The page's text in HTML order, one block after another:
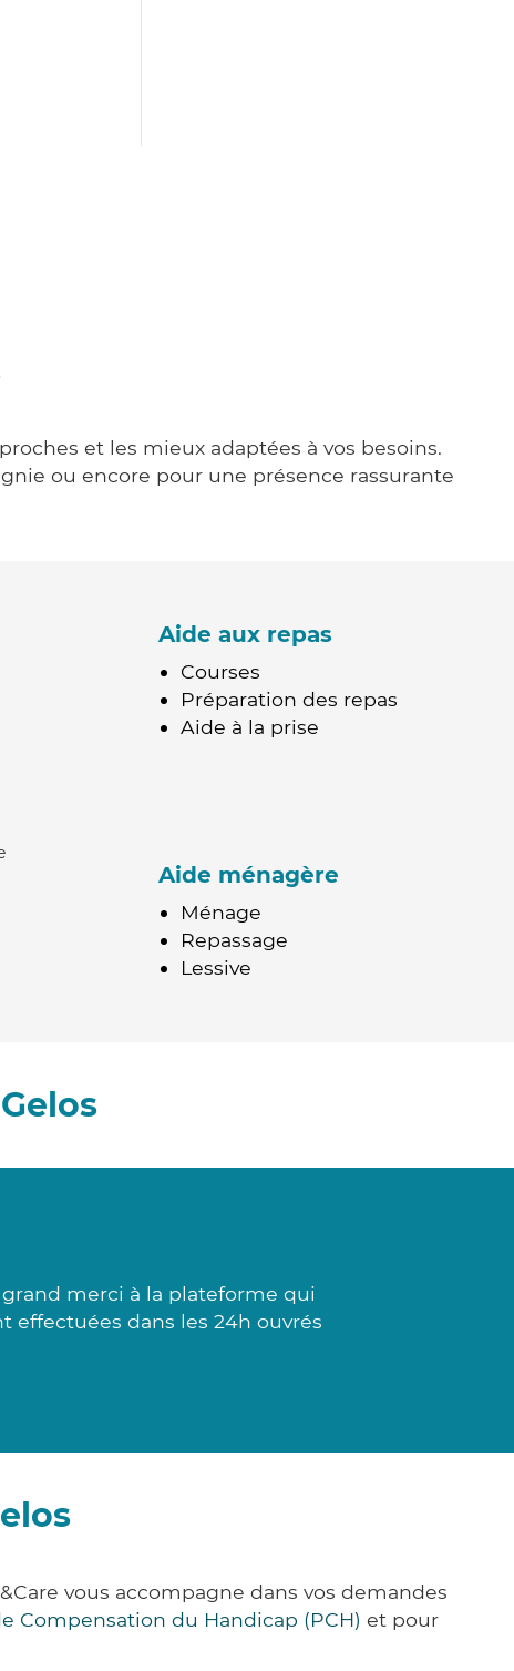
et les mieux adaptées à vos besoins.
ou encore pour une présence rassurante
Aide aux repas
Courses
Préparation des repas
Aide à la prise
Aide ménagère
Ménage
Repassage
Lessive
merci à la plateforme qui
effectuées dans les 24h ouvrés
vous accompagne dans vos demandes
Compensation du Handicap (PCH) et pour